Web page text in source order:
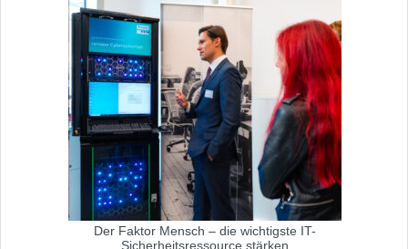
Der Faktor Mensch – die wichtigste IT-
Sicherheitsressource stärken